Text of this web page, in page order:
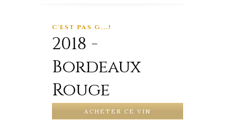
C'EST PAS G...!
2018 -
Bordeaux
Rouge
ACHETER CE VIN